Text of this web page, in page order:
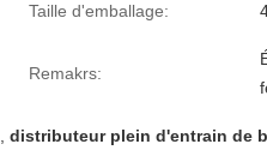
Taille d'emballage:
Remakrs:
distributeur plein d'entrain de